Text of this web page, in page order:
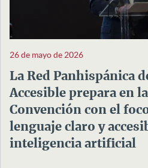
26 de mayo de 2026
La Red Panhispánica
Accesible prepara en
Convención con el
lenguaje claro y
inteligencia artificial